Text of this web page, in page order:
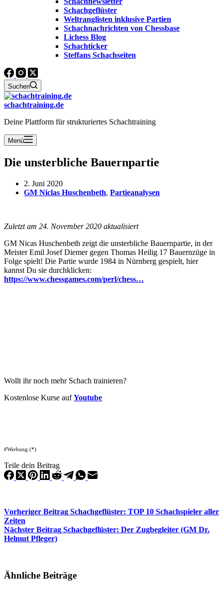
Schachgeflüster
Weltranglisten inklusive Partien
Schachnachrichten von Chessbase
Lichess Blog
Schachticker
Steffans Schachseiten
Suchen
schachtraining.de
Deine Plattform für strukturiertes Schachtraining
Menü
Die unsterbliche Bauernpartie
2. Juni 2020
GM Niclas Huschenbeth, Partieanalysen
Zuletzt am 24. November 2020 aktualisiert
GM Nicas Huschenbeth zeigt die unsterbliche Bauernpartie, in der
Meister Emil Josef Diemer gegen Thomas Heilig 17 Bauernzüge in
Folge spielt! Die Partie wurde 1984 in Nürnberg gespielt, hier
kannst Du sie durchklicken:
https://www.chessgames.com/perl/chess…
Wollt ihr noch mehr Schach trainieren?
Kostenlose Kurse aufYoutube
#Werbung (*)
Teile dein Beitrag
Vorheriger Beitrag Schachgeflüster: TOP 10 Schachspieler aller
Zeiten
Nächster Beitrag Schachgeflüster: Der Zugbegleiter (GM Dr.
Helmut Pfleger)
Ähnliche Beiträge